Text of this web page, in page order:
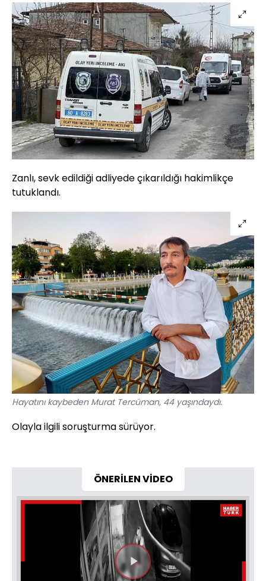
Zanlı, sevk edildiği adliyede çıkarıldığı hakimlikçe
tutuklandı.
Hayatını kaybeden Murat Tercüman, 44 yaşındaydı.
Olayla ilgili soruşturma sürüyor.
ÖNERİLEN VİDEO
Videoyu